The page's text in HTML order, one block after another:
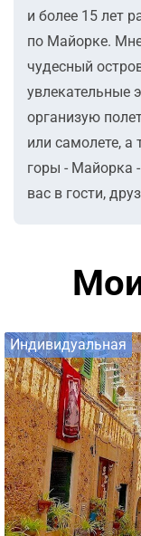
и более 15 лет
по Майорке.
чудесный
увлекательные
организую
или самолете,
горы - Майорка
вас в гости,
Индивидуальная